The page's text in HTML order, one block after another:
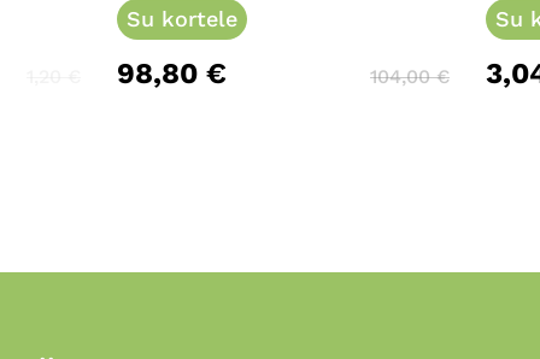
Su kortele
98,80 € 104,00€
Su